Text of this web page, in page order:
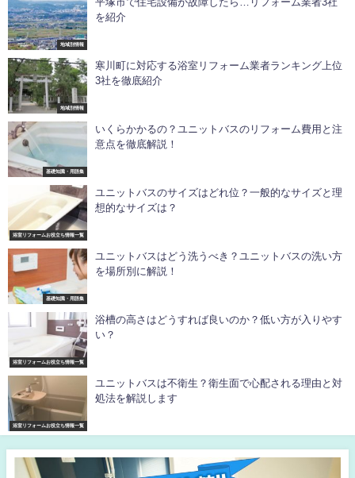
地域別情報
平塚市で住宅設備が故障したら…リフォーム業者3社
を紹介
地域別情報
寒川町に対応する浴室リフォーム業者ランキング上位
3社を徹底紹介
基礎知識・用語集
いくらかかるの？ユニットバスのリフォーム費用と注
意点を徹底解説！
浴室リフォームお役立ち情報一覧
ユニットバスのサイズはどれ位？一般的なサイズと理
想的なサイズは？
基礎知識・用語集
ユニットバスはどう洗うべき？ユニットバスの洗い方
を場所別に解説！
浴室リフォームお役立ち情報一覧
浴槽の高さはどうすれば良いのか？低い方が入りやす
い？
浴室リフォームお役立ち情報一覧
ユニットバスは不衛生？衛生面で心配される理由と対
処法を解説します